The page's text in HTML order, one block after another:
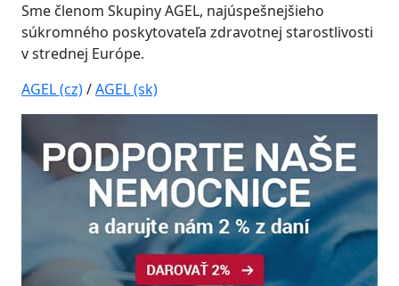
Sme členom Skupiny AGEL, najúspešnejšieho
súkromného poskytovateľa zdravotnej starostlivosti
v strednej Európe.
AGEL (cz)/AGEL (sk)